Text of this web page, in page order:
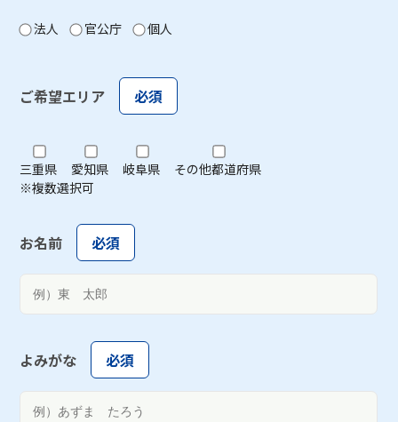
法人 官公庁 個人
ご希望エリア 必須
三重県 愛知県 岐阜県
その他都道府県
※複数選択可
お名前 必須
よみがな 必須